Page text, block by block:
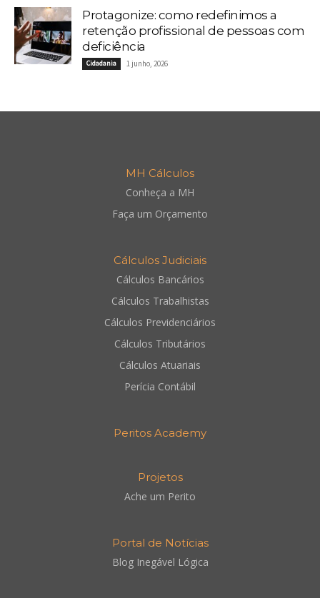
Protagonize: como redefinimos a
retenção profissional de pessoas com
deficiência
Cidadania 1 junho, 2026
MH Cálculos
Conheça a MH
Faça um Orçamento
Cálculos Judiciais
Cálculos Bancários
Cálculos Trabalhistas
Cálculos Previdenciários
Cálculos Tributários
Cálculos Atuariais
Perícia Contábil
Peritos Academy
Projetos
Ache um Perito
Portal de Notícias
Blog Inegável Lógica